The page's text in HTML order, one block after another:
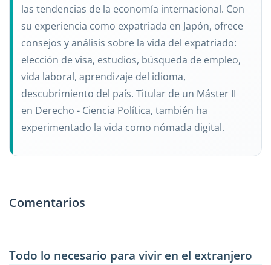
las tendencias de la economía internacional. Con
su experiencia como expatriada en Japón, ofrece
consejos y análisis sobre la vida del expatriado:
elección de visa, estudios, búsqueda de empleo,
vida laboral, aprendizaje del idioma,
descubrimiento del país. Titular de un Máster II
en Derecho - Ciencia Política, también ha
experimentado la vida como nómada digital.
Comentarios
Todo lo necesario para vivir en el extranjero